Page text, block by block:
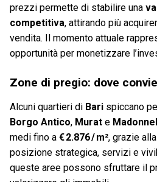
prezzi permette di stabilire una
competitiva, attirando più
vendita. Il momento attuale
opportunità per monetizzare
Zone di pregio: dove
Alcuni quartieri di Bari spiccano
Borgo Antico, Murat e
medi fino a € 2.876 / m², grazie
posizione strategica, servizi e
queste aree possono sfruttare il